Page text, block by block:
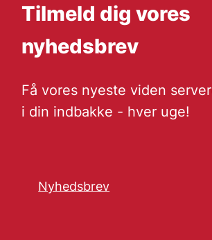
Tilmeld dig vores
nyhedsbrev
Få vores nyeste viden
i din indbakke - hver uge!
Nyhedsbrev